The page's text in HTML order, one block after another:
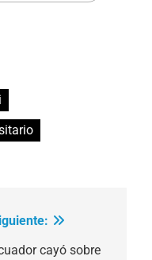
cayó sobre